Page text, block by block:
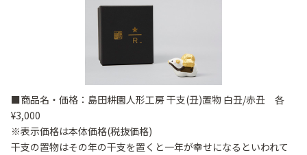
■商品名・価格：島田耕園人形工房 干支(丑)置物 白丑/赤丑 各
¥3,000
※表示価格は本体価格(税抜価格)
干支の置物はその年の干支を置くと一年が幸せになるといわれて